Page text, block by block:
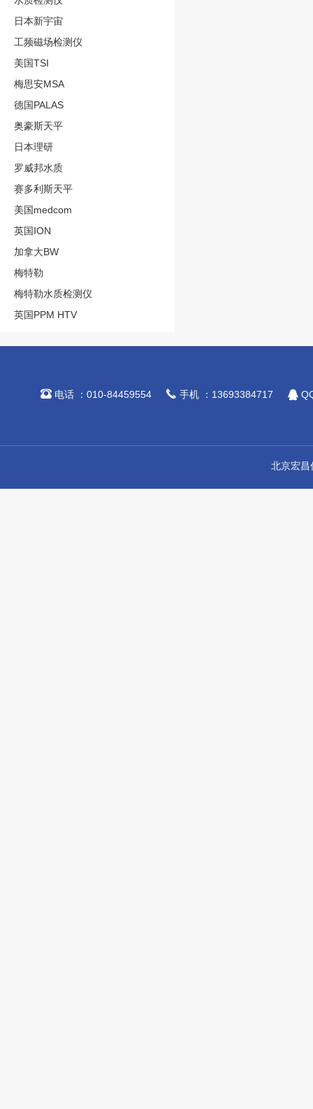
日本新宇宙
工频磁场检测仪
美国TSI
梅思安MSA
德国PALAS
奥豪斯天平
日本理研
罗威邦水质
赛多利斯天平
美国medcom
英国ION
加拿大BW
梅特勒
梅特勒水质检测仪
英国PPM HTV
电话 ：010-84459554  手机 ：13693384717 
北京宏昌